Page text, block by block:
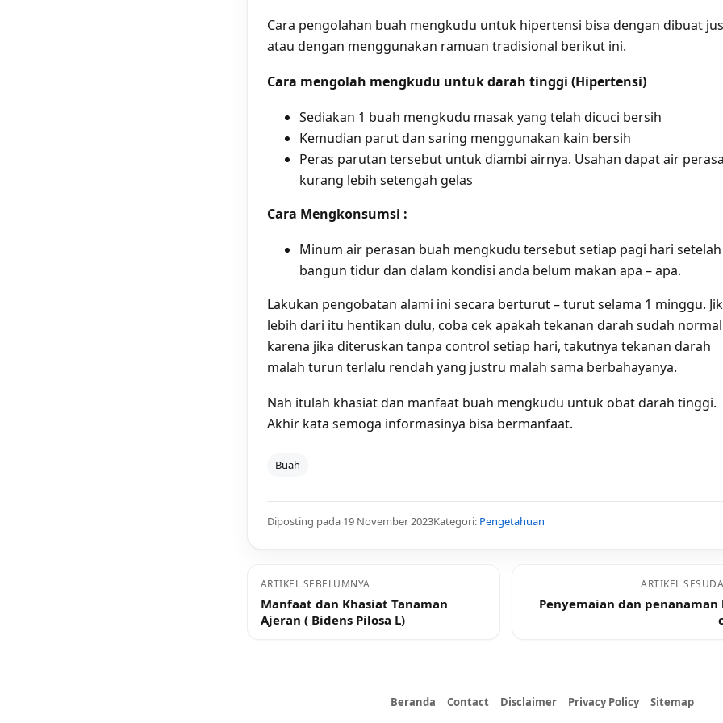
Cara pengolahan buah mengkudu untuk hipertensi bisa dengan dibuat jus
atau dengan menggunakan ramuan tradisional berikut ini.
Cara mengolah mengkudu untuk darah tinggi (Hipertensi)
Sediakan 1 buah mengkudu masak yang telah dicuci bersih
Kemudian parut dan saring menggunakan kain bersih
Peras parutan tersebut untuk diambi airnya. Usahan dapat air
kurang lebih setengah gelas
Cara Mengkonsumsi :
Minum air perasan buah mengkudu tersebut setiap pagi hari setelah
bangun tidur dan dalam kondisi anda belum makan apa – apa.
Lakukan pengobatan alami ini secara berturut – turut selama 1 minggu.
lebih dari itu hentikan dulu, coba cek apakah tekanan darah sudah normal
karena jika diteruskan tanpa control setiap hari, takutnya tekanan darah
malah turun terlalu rendah yang justru malah sama berbahayanya.
Nah itulah khasiat dan manfaat buah mengkudu untuk obat darah tinggi.
Akhir kata semoga informasinya bisa bermanfaat.
Buah
Diposting pada 19 November 2023Kategori: Pengetahuan
ARTIKEL SEBELUMNYA
Manfaat dan Khasiat Tanaman
Ajeran ( Bidens Pilosa L)
ARTIKEL
Penyemaian dan
Beranda Contact Disclaimer Privacy Policy Sitemap